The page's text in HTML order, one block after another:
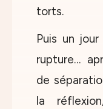
torts.
Puis un
rupture…
de
la